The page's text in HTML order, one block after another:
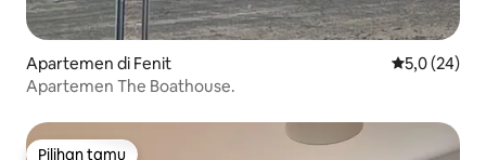
Apartemen di Fenit Nilai rata-
5,0 (24)
Apartemen The Boathouse.
Pilihan tamu